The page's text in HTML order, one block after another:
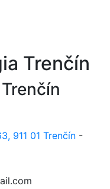
Trenčín
911 01 Trenčín -